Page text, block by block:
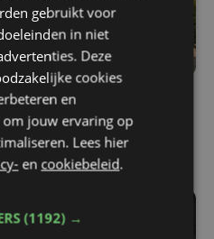
1 augustus | 17:21
drie rijstroken
gebruikt voor
in niet
Deze
cookies
en
jouw ervaring op
Lees hier
en cookiebeleid.
(1192) →